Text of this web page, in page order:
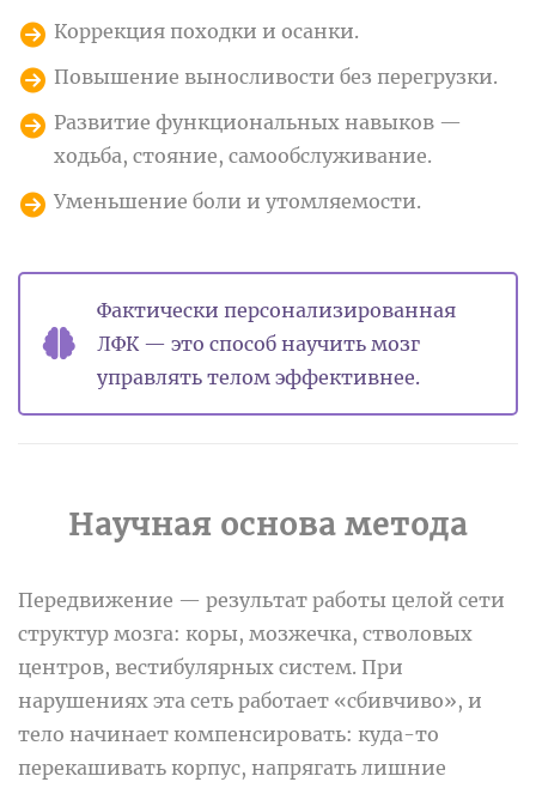
Коррекция походки и осанки.
Повышение выносливости без перегрузки.
Развитие функциональных навыков —
ходьба, стояние, самообслуживание.
Уменьшение боли и утомляемости.
Фактически персонализированная
ЛФК — это способ научить мозг
управлять телом эффективнее.
Научная основа метода
Передвижение — результат работы целой сети
структур мозга: коры, мозжечка, стволовых
центров, вестибулярных систем. При
нарушениях эта сеть работает «сбивчиво», и
тело начинает компенсировать: куда-то
перекашивать корпус, напрягать лишние